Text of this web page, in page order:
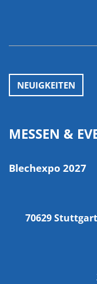
NEUIGKEITEN
MESSEN &
Blechexpo 2027
70629